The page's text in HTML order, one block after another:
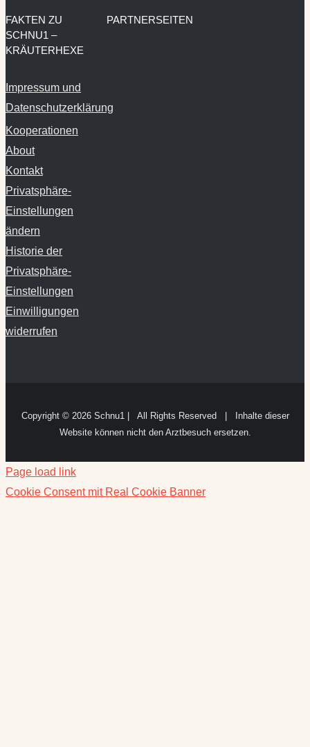
FAKTEN ZU
SCHNU1 –
KRÄUTERHEXE
Impressum und
Datenschutzerklärung
Kooperationen
About
Kontakt
Privatsphäre-
Einstellungen
ändern
Historie der
Privatsphäre-
Einstellungen
Einwilligungen
widerrufen
PARTNERSEITEN
Copyright © 2026 Schnu1 | All Rights Reserved | Inhalte dieser
Website können nicht den Arztbesuch ersetzen.
Page load link
Cookie Consent mit Real Cookie Banner